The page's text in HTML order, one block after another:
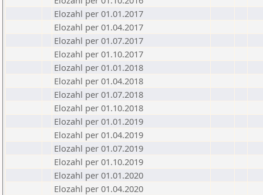
Elozahl per 01.01.2017
Elozahl per 01.04.2017
Elozahl per 01.07.2017
Elozahl per 01.10.2017
Elozahl per 01.01.2018
Elozahl per 01.04.2018
Elozahl per 01.07.2018
Elozahl per 01.10.2018
Elozahl per 01.01.2019
Elozahl per 01.04.2019
Elozahl per 01.07.2019
Elozahl per 01.10.2019
Elozahl per 01.01.2020
Elozahl per 01.04.2020